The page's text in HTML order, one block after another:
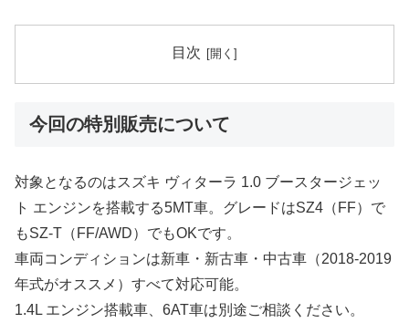
目次
今回の特別販売について
対象となるのはスズキ ヴィターラ 1.0 ブースタージェッ
ト エンジンを搭載する5MT車。グレードはSZ4（FF）で
もSZ-T（FF/AWD）でもOKです。
車両コンディションは新車・新古車・中古車（2018-2019
年式がオススメ）すべて対応可能。
1.4L エンジン搭載車、6AT車は別途ご相談ください。